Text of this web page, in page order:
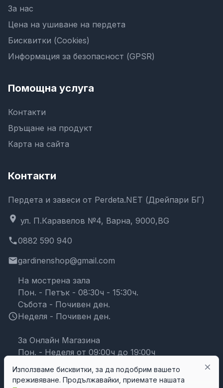
За нас
Цена на ушиване на пердета
Бисквитки (Cookies)
Информация за безопасност (GPSR)
Помощна услуга
Контакти
Връщане на продукт
Карта на сайта
Контакти
Пердета и завеси от Perdeta.NET (Дрейпари БГ)
location_on ул. П.Каравелов №4, Варна, 9000,BG
phone0882 590 940
emailgardinenshop@gmail.com
schedule
На мострена зала
Пон. - Петък - 08:30ч - 15:30ч.
Събота - Почивен ден.
Неделя - Почивен ден.
За Онлайн Магазина
Пон. - Неделя от 09:00ч до 19:00ч
close
Използваме бисквитки, за да подобрим вашето
преживяване. Продължавайки, приемате нашата